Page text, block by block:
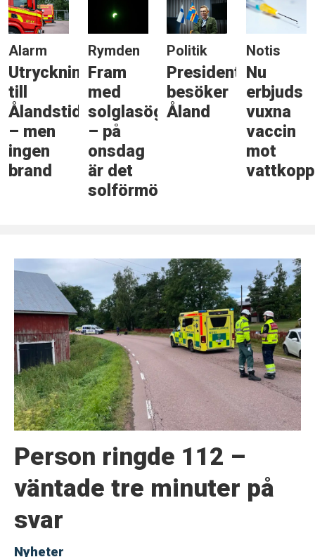
Alarm
Utryckning
till
Ålandstidningen
– men
ingen
brand
Rymden
Fram
med
solglasögonen
– på
onsdag
är det
solförmörkelse
Politik
Presidenten
besöker
Åland
Notis
Nu
erbjuds
vuxna
vaccin
mot
Person ringde 112 –
väntade tre minuter på
svar
Nyheter